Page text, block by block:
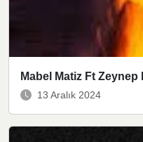
Mabel Matiz Ft Zeynep
13 Aralık 2024